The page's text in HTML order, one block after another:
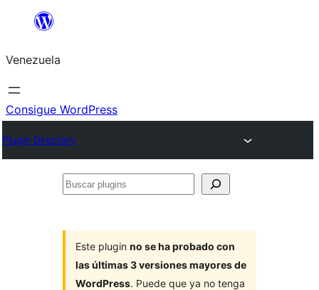
Saltar
contenido
Venezuela
Consigue WordPress
Plugin Directory
Buscar
Este plugin no se ha probado con
las últimas 3 versiones mayores de
WordPress. Puede que ya no tenga